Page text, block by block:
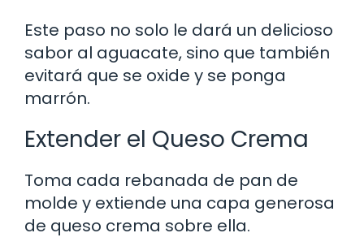
Este paso no solo le dará un delicioso
sabor al aguacate, sino que también
evitará que se oxide y se ponga
marrón.
Extender el Queso Crema
Toma cada rebanada de pan de
molde y extiende una capa generosa
de queso crema sobre ella.